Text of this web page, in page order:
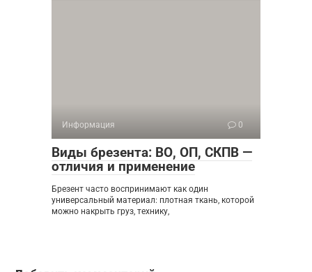
Информация 0
Виды брезента: ВО, ОП, СКПВ —
отличия и применение
Брезент часто воспринимают как один
универсальный материал: плотная ткань, которой
можно накрыть груз, технику,